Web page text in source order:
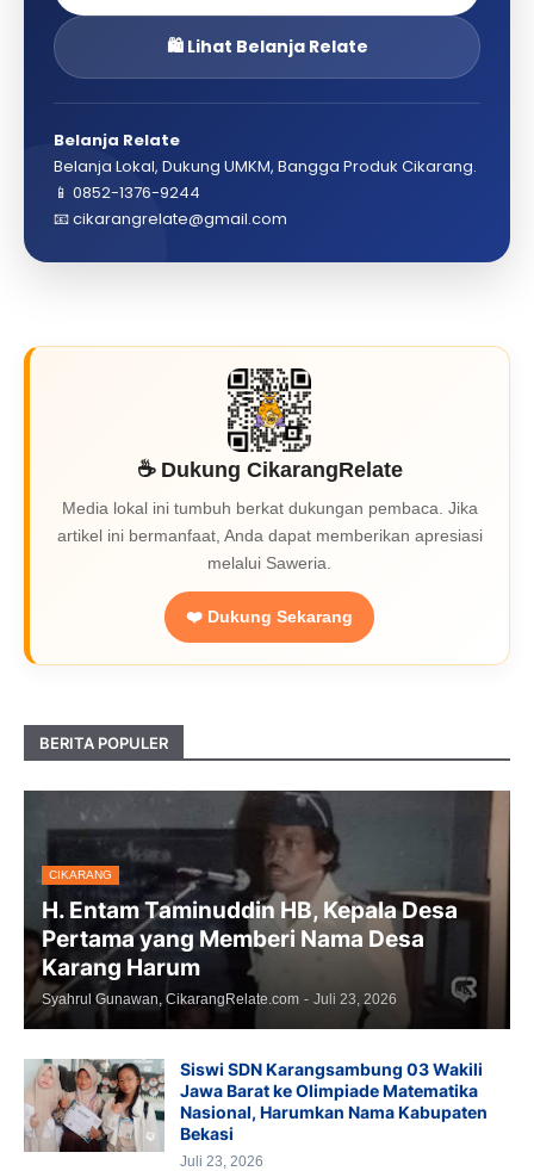
🛍️ Lihat Belanja Relate
Belanja Relate
Belanja Lokal, Dukung UMKM, Bangga Produk Cikarang.
📱 0852-1376-9244
📧 cikarangrelate@gmail.com
☕ Dukung CikarangRelate
Media lokal ini tumbuh berkat dukungan pembaca. Jika
artikel ini bermanfaat, Anda dapat memberikan apresiasi
melalui Saweria.
❤️ Dukung Sekarang
BERITA POPULER
CIKARANG
H. Entam Taminuddin HB, Kepala Desa
Pertama yang Memberi Nama Desa
Karang Harum
Syahrul Gunawan, CikarangRelate.com - Juli 23, 2026
Siswi SDN Karangsambung 03 Wakili
Jawa Barat ke Olimpiade Matematika
Nasional, Harumkan Nama Kabupaten
Bekasi
Juli 23, 2026